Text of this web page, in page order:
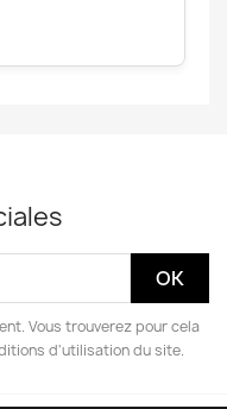
Vous trouverez pour cela
d'utilisation du site.